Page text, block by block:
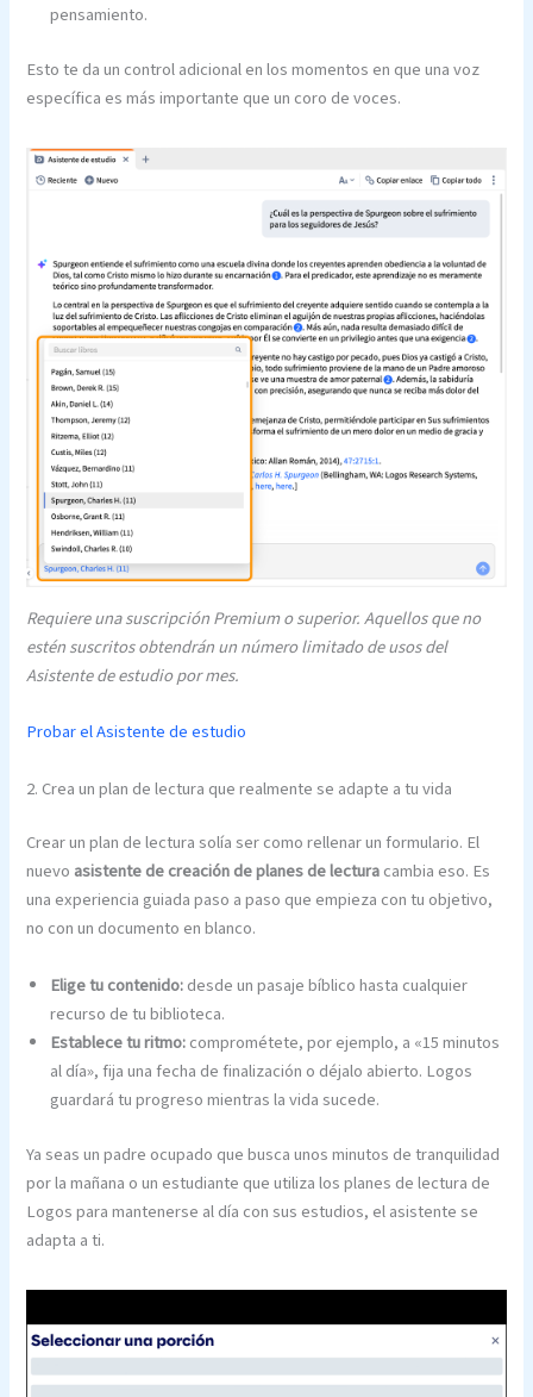
pensamiento.
Esto te da un control adicional en los momentos en que una voz
específica es más importante que un coro de voces.
Requiere una suscripción Premium o superior. Aquellos que no
estén suscritos obtendrán un número limitado de usos del
Asistente de estudio por mes.
Probar el Asistente de estudio
2. Crea un plan de lectura que realmente se adapte a tu vida
Crear un plan de lectura solía ser como rellenar un formulario. El
nuevo asistente de creación de planes de lecturacambia eso. Es
una experiencia guiada paso a paso que empieza con tu objetivo,
no con un documento en blanco.
Elige tu contenido:desde un pasaje bíblico hasta cualquier
recurso de tu biblioteca.
Establece tu ritmo:comprométete, por ejemplo, a «15 minutos
al día», fija una fecha de finalización o déjalo abierto. Logos
guardará tu progreso mientras la vida sucede.
Ya seas un padre ocupado que busca unos minutos de tranquilidad
por la mañana o un estudiante que utiliza los planes de lectura de
Logos para mantenerse al día con sus estudios, el asistente se
adapta a ti.